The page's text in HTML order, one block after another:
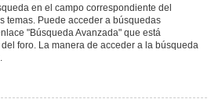
en el campo correspondiente del
temas. Puede acceder a búsquedas
"Búsqueda Avanzada" que está
foro. La manera de acceder a la búsqueda